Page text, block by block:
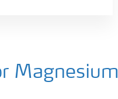
Magnesium